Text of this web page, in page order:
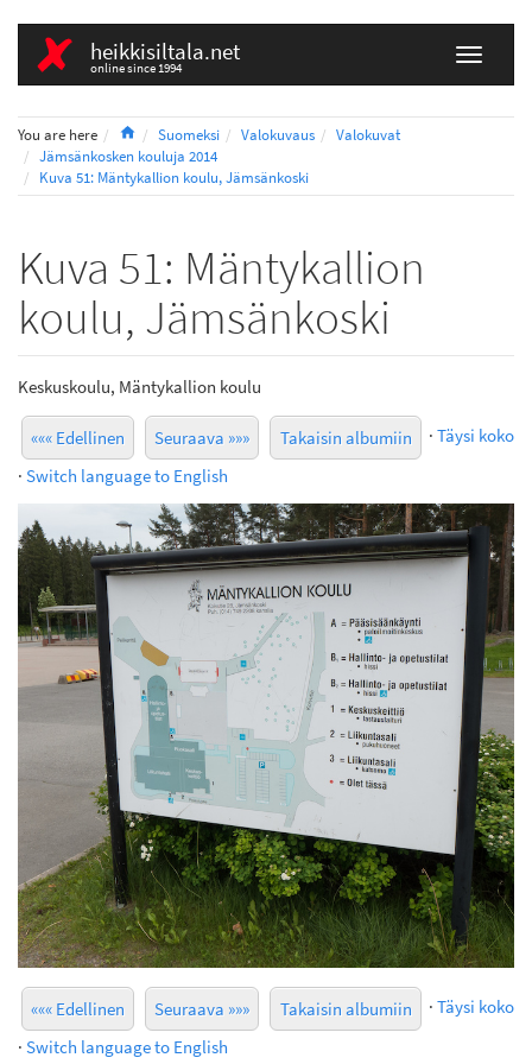
heikkisiltala.net
online since 1994
You are here HomeSuomeksi Valokuvaus
Valokuvat
Jämsänkosken kouluja 2014
Kuva 51: Mäntykallion koulu, Jämsänkoski
Kuva 51: Mäntykallion
koulu, Jämsänkoski
Keskuskoulu, Mäntykallion koulu
««« Edellinen Seuraava »»» Takaisin albumiin · Täysi koko
· Switch language to English
««« Edellinen Seuraava »»» Takaisin albumiin · Täysi koko
· Switch language to English